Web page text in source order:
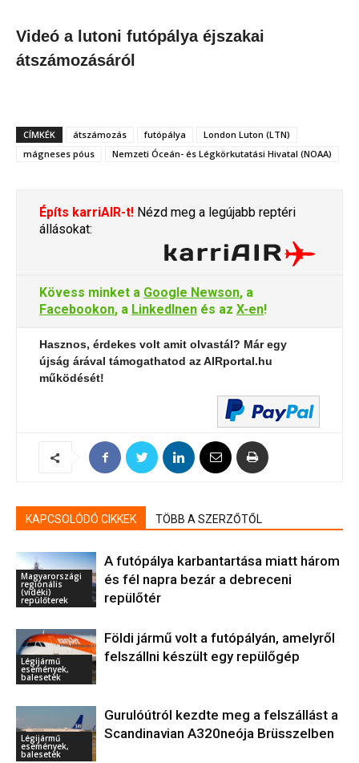
Videó a lutoni futópálya éjszakai
átszámozásáról
CÍMKÉK átszámozás futópálya
London Luton (LTN)
mágneses póus
Nemzeti Óceán- és Légkörkutatási Hivatal (NOAA)
Építs karriAIR-t! Nézd meg a legújabb reptéri
állásokat:
Kövess minket a Google Newson, a
Facebookon, a LinkedInen és az X-en!
Hasznos, érdekes volt amit olvastál? Már egy
újság árával támogathatod az AIRportal.hu
működését!
KAPCSOLÓDÓ CIKKEK TÖBB A SZERZŐTŐL
Magyarországi
regionális
(vidéki)
repülőterek
A futópálya karbantartása miatt három
és fél napra bezár a debreceni
repülőtér
Légijármű
események,
balesetek
Földi jármű volt a futópályán, amelyről
felszállni készült egy repülőgép
Légijármű
események,
balesetek
Gurulóútról kezdte meg a felszállást a
Scandinavian A320neója Brüsszelben